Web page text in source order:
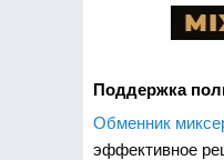
Поддержка
Обменник
эффективное